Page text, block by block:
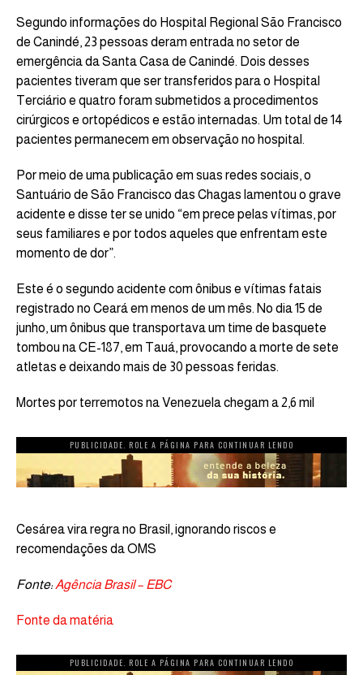
Segundo informações do Hospital Regional São Francisco
de Canindé, 23 pessoas deram entrada no setor de
emergência da Santa Casa de Canindé. Dois desses
pacientes tiveram que ser transferidos para o Hospital
Terciário e quatro foram submetidos a procedimentos
cirúrgicos e ortopédicos e estão internadas. Um total de 14
pacientes permanecem em observação no hospital.
Por meio de uma publicação em suas redes sociais, o
Santuário de São Francisco das Chagas lamentou o grave
acidente e disse ter se unido “em prece pelas vítimas, por
seus familiares e por todos aqueles que enfrentam este
momento de dor”.
Este é o segundo acidente com ônibus e vítimas fatais
registrado no Ceará em menos de um mês. No dia 15 de
junho, um ônibus que transportava um time de basquete
tombou na CE-187, em Tauá, provocando a morte de sete
atletas e deixando mais de 30 pessoas feridas.
Mortes por terremotos na Venezuela chegam a 2,6 mil
PUBLICIDADE. ROLE A PÁGINA PARA CONTINUAR LENDO
Cesárea vira regra no Brasil, ignorando riscos e
recomendações da OMS
Fonte:Agência Brasil – EBC
Fonte da matéria
PUBLICIDADE. ROLE A PÁGINA PARA CONTINUAR LENDO